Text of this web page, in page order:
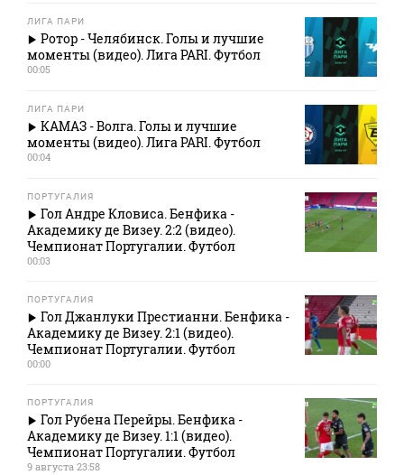
ЛИГА ПАРИ
Ротор - Челябинск. Голы и лучшие
моменты (видео). Лига PARI. Футбол
00:05
ЛИГА ПАРИ
КАМАЗ - Волга. Голы и лучшие
моменты (видео). Лига PARI. Футбол
00:04
ПОРТУГАЛИЯ
Гол Андре Кловиса. Бенфика -
Академику де Визеу. 2:2 (видео).
Чемпионат Португалии. Футбол
00:03
ПОРТУГАЛИЯ
Гол Джанлуки Престианни. Бенфика -
Академику де Визеу. 2:1 (видео).
Чемпионат Португалии. Футбол
00:00
ПОРТУГАЛИЯ
Гол Рубена Перейры. Бенфика -
Академику де Визеу. 1:1 (видео).
Чемпионат Португалии. Футбол
9 августа 23:58